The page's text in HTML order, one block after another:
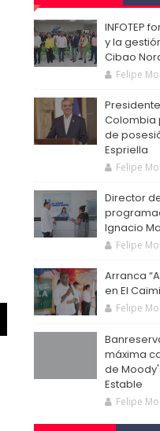
INFOTEP
y la
Cibao
Felipe
Colombia
de
Espriella
Felipe
Director
Ignacio
Felipe
Arranca
en El
Felipe
máxima
de
Estable
Felipe